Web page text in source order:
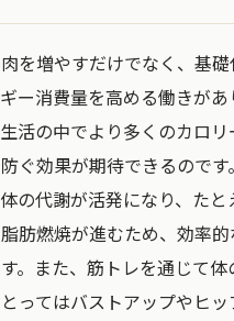
を増やすだけでなく、基
ー消費量を高める働きがあ
活の中でより多くのカロリ
ぐ効果が期待できるのです
の代謝が活発になり、たと
肪燃焼が進むため、効率
。また、筋トレを通じて体
ってはバストアップやヒ